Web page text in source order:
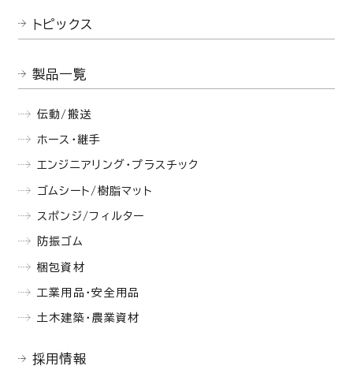
トピックス
製品一覧
伝動/搬送
ホース・継手
エンジニアリング・プラスチック
ゴムシート/樹脂マット
スポンジ/フィルター
防振ゴム
梱包資材
工業用品・安全用品
土木建築・農業資材
採用情報